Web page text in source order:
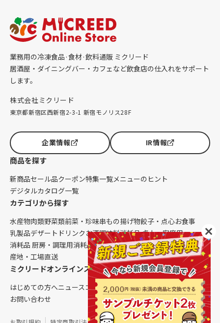
業務用の冷凍食品·食材·飲料通販 ミクリード
居酒屋・ダイニングバー・カフェなど飲食店の仕入れをサポート
します。
株式会社ミクリード
東京都新宿区西新宿2-3-1 新宿モノリス28F
企業情報 IR情報
商品を探す
新商品セール品クーポン特集一覧メニューのヒント
デジタルカタログ一覧
カテゴリから探す
水産物肉類野菜類前菜・珍味串もの揚げ物餃子・点心お食事
乳製品デザート ドリンク お酒調味料消耗品 卓上・客席用
消耗品 厨房・調理用消耗品 クレンリネス生鮮品（配送便限定）
産地・工場直送
ミクリードオンラインストアについて
はじめての方へニュースコラムご利用ガイド会社概要
お問い合わせ